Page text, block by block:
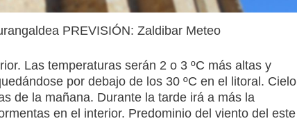
PREVISIÓN: Zaldibar Meteo
Las temperaturas serán 2 o 3 ºC más altas y
por debajo de los 30 ºC en el litoral. Cielo
de la mañana. Durante la tarde irá a más la
en el interior. Predominio del viento del este